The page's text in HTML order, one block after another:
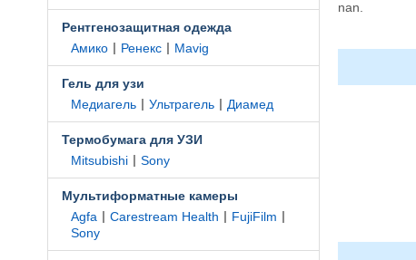
Рентгенозащитная одежда
Амико | Ренекс | Mavig
Гель для узи
Медиагель | Ультрагель | Диамед
Термобумага для УЗИ
Mitsubishi | Sony
Мультиформатные камеры
Agfa | Carestream Health | FujiFilm |
Sony
nan.